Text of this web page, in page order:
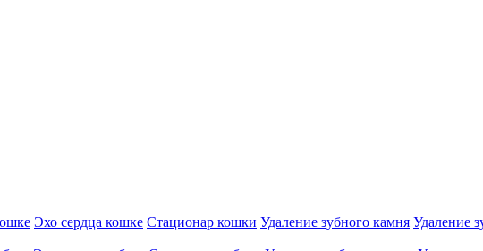
Эхо сердца кошке Стационар кошки Удаление зубного камня Удаление